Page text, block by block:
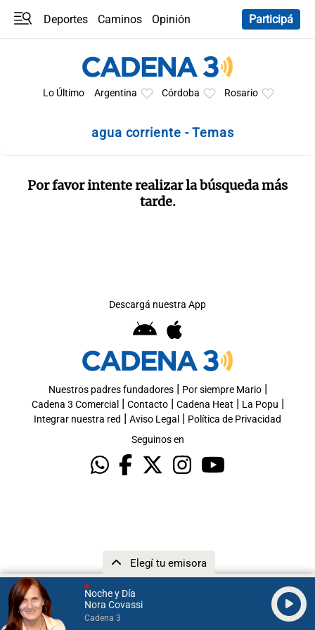
Noche y Día
Nora Covassi
Cadena 3
Elegí tu emisora
Deportes Caminos
Opinión
Participá
Lo Último Argentina Córdoba Rosario
agua corriente - Temas
Por favor intente realizar la búsqueda más
tarde.
Descargá nuestra App
Nuestros padres fundadores| Por siempre Mario|
Cadena 3 Comercial | Contacto| Cadena Heat | La Popu |
Integrar nuestra red | Aviso Legal | Política de Privacidad
Seguinos en